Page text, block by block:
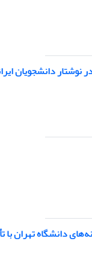
نوشتار دانشجویان
دانشگاه تهران